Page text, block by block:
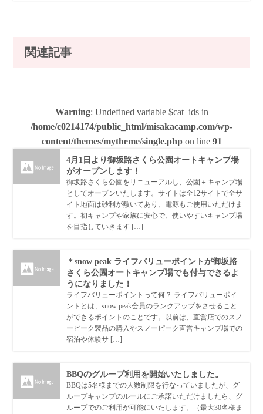
関連記事
Warning: Undefined variable $cat_ids in
/home/c0214174/public_html/misakacamp.com/wp-
content/themes/mytheme/single.phpon line 91
4月1日より御坂路さくら公園オートキャンプ場
がオープンします！
御坂路さくら公園をリニューアルし、公園＋キャンプ場
としてオープンいたします。サイトは全12サイトで全サ
イト地面は砂利が敷いてあり、電源もご使用いただけま
す。初キャンプや家族に安心で、使いやすいキャンプ場
を目指していきます […]
＊snow peak ライフバリューポイントが御坂路
さくら公園オートキャンプ場でも付与できるよ
うになりました！
ライフバリューポイントって何？ ライフバリューポイ
ントとは、snow peak会員のランクアップをさせること
ができるポイントのことです。以前は、直営店でのスノ
ーピーク製品の購入やスノーピーク直営キャンプ場での
宿泊や体験サ […]
BBQのグループ利用を開始いたしました。
BBQは5名様までの人数制限を行なっていましたが、グ
ループキャンプのルールにご承諾いただけましたら、グ
ループでのご利用が可能にいたします。（最大30名様ま